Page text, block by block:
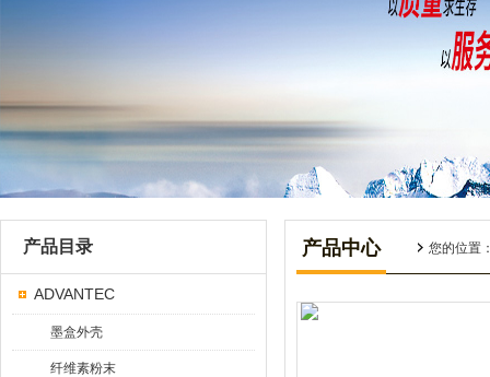
产品目录
ADVANTEC
墨盒外壳
纤维素粉末
产品中心 您的位置